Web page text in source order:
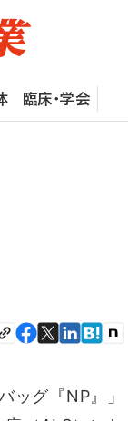
臨床・学会
グ『NP』」